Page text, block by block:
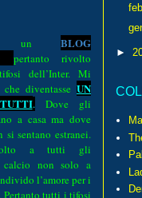
è un BLOG
pertanto rivolto
dell’Inter. Mi
diventasse UN
.
Dove gli
a casa ma dove
sentano estranei.
a tutti gli
calcio non solo a
l’amore per i
Pertanto tutti i tifosi
►